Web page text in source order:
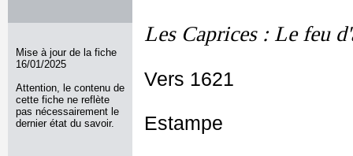
Mise à jour de la fiche
16/01/2025
Attention, le contenu de
cette fiche ne reflète
pas nécessairement le
dernier état du savoir.
Les Caprices : Le feu
Vers 1621
Estampe